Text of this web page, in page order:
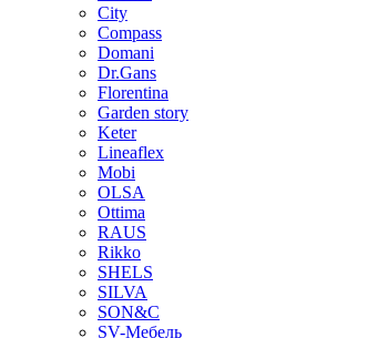
City
Compass
Domani
Dr.Gans
Florentina
Garden story
Keter
Lineaflex
Mobi
OLSA
Ottima
RAUS
Rikko
SHELS
SILVA
SON&C
SV-Мебель